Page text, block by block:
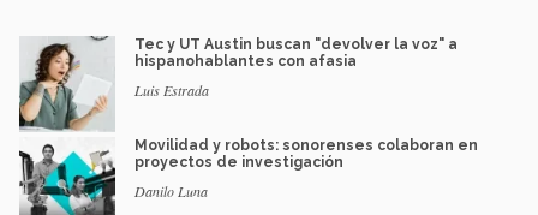
Tec y UT Austin buscan "devolver la voz" a
hispanohablantes con afasia
Luis Estrada
Movilidad y robots: sonorenses colaboran en
proyectos de investigación
Danilo Luna